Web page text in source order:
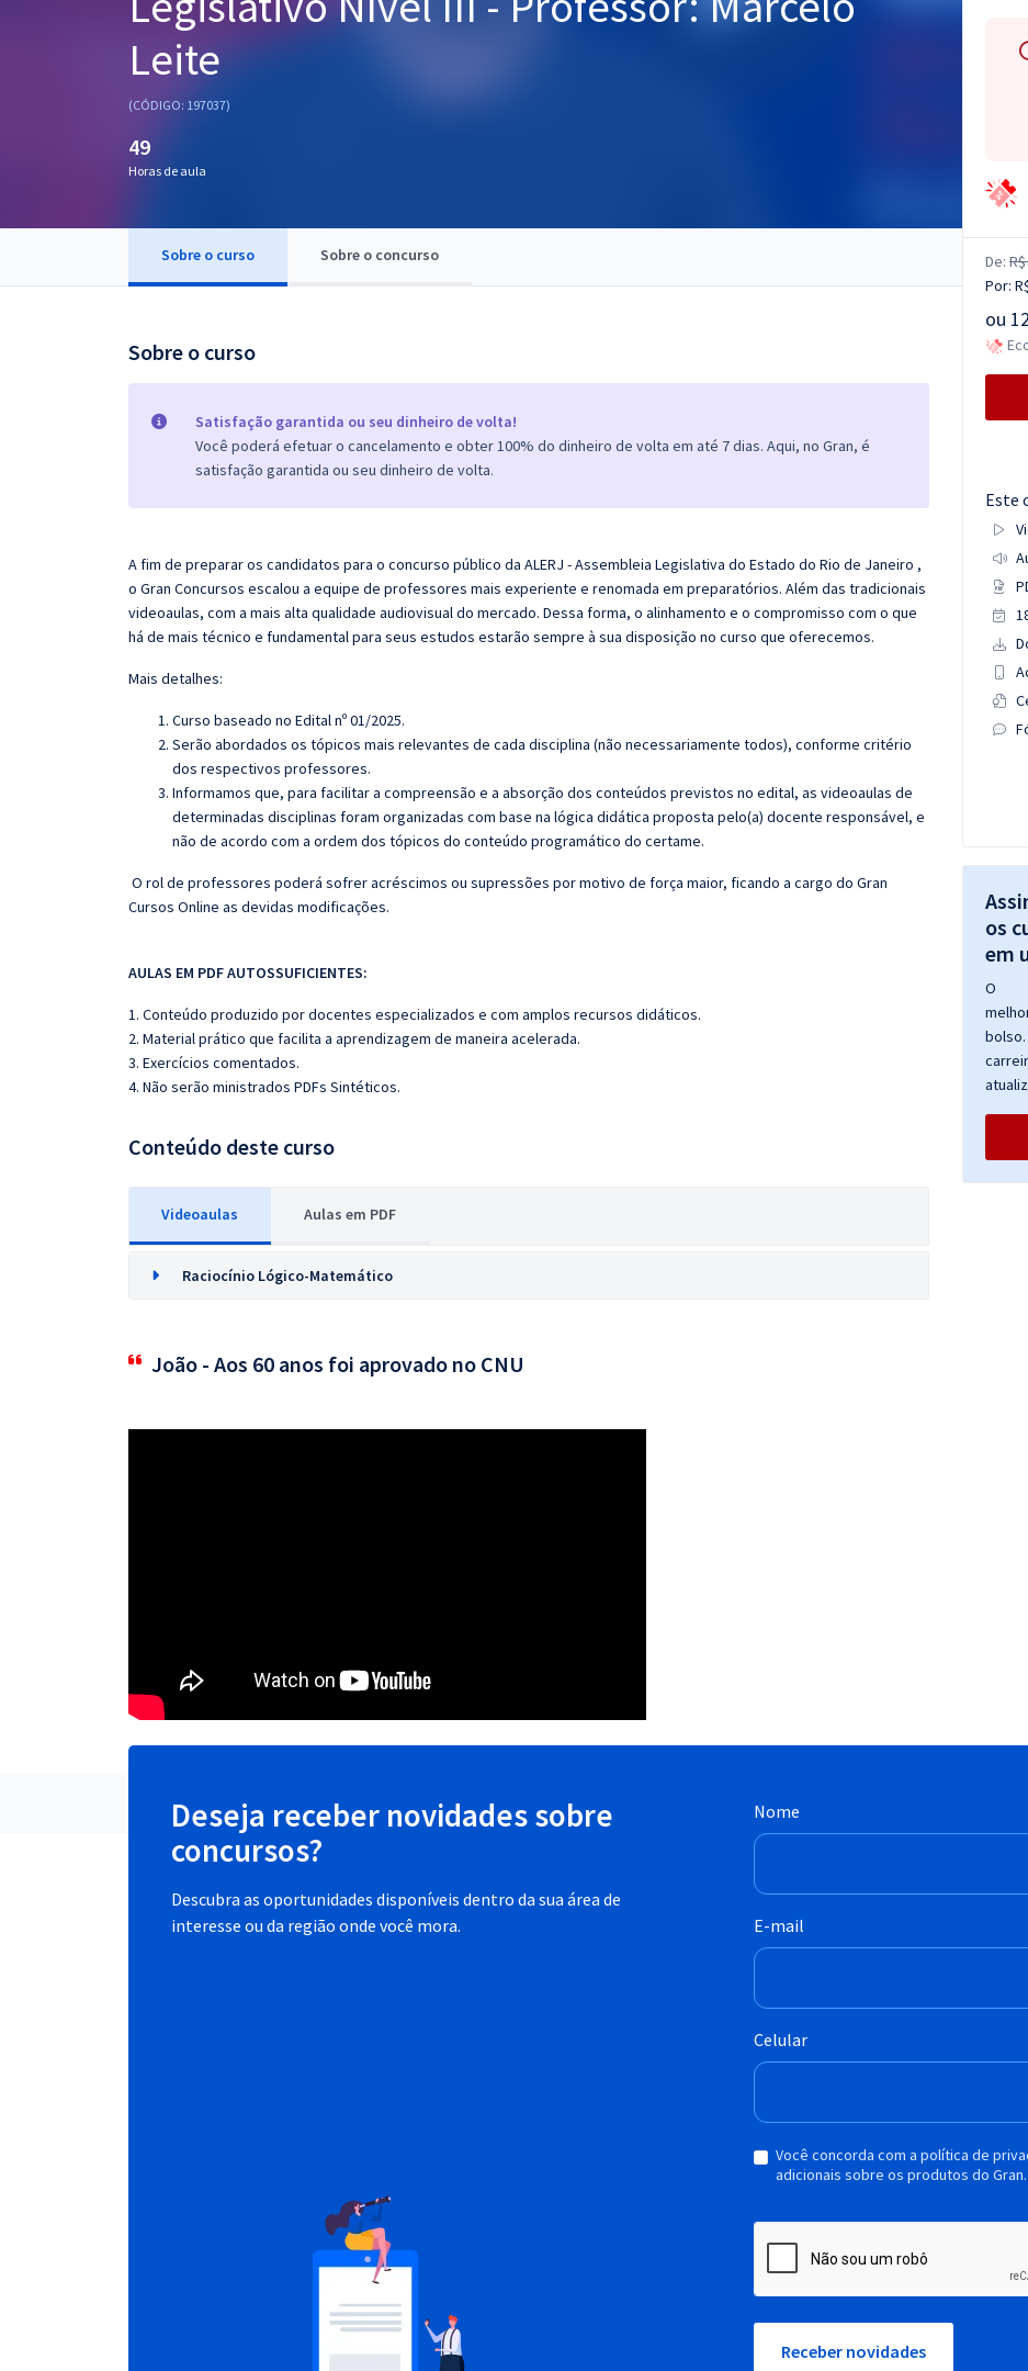
Questões grátis
Leite
(CÓDIGO: 197037)
49
Horas de aula
Sobre o curso Sobre o concurso
Sobre o curso
Satisfação garantida ou seu dinheiro de volta!
Você poderá efetuar o cancelamento e obter 100% do dinheiro de volta em até 7 dias. Aqui, no Gran, é
satisfação garantida ou seu dinheiro de volta.
A fim de preparar os candidatos para o concurso público da ALERJ - Assembleia Legislativa do Estado do Rio de Janeiro ,
o Gran Concursos escalou a equipe de professores mais experiente e renomada em preparatórios. Além das tradicionais
videoaulas, com a mais alta qualidade audiovisual do mercado. Dessa forma, o alinhamento e o compromisso com o que
há de mais técnico e fundamental para seus estudos estarão sempre à sua disposição no curso que oferecemos.
Mais detalhes:
Curso baseado no Edital nº 01/2025.
Serão abordados os tópicos mais relevantes de cada disciplina (não necessariamente todos), conforme critério
dos respectivos professores.
Informamos que, para facilitar a compreensão e a absorção dos conteúdos previstos no edital, as videoaulas de
determinadas disciplinas foram organizadas com base na lógica didática proposta pelo(a) docente responsável, e
não de acordo com a ordem dos tópicos do conteúdo programático do certame.
O rol de professores poderá sofrer acréscimos ou supressões por motivo de força maior, ficando a cargo do Gran
Cursos Online as devidas modificações.
AULAS EM PDF AUTOSSUFICIENTES:
1. Conteúdo produzido por docentes especializados e com amplos recursos didáticos.
2. Material prático que facilita a aprendizagem de maneira acelerada.
3. Exercícios comentados.
4. Não serão ministrados PDFs Sintéticos.
Conteúdo deste curso
Videoaulas Aulas em PDF
Raciocínio Lógico-Matemático
João - Aos 60 anos foi aprovado no CNU
De:
Por:
ou
Este
os
em
O
bolso.
Deseja receber novidades sobre
concursos?
Descubra as oportunidades disponíveis dentro da sua área de
interesse ou da região onde você mora.
Nome
E-mail
Celular
Você concorda com a política de
adicionais sobre os produtos do Gran.
Receber novidades